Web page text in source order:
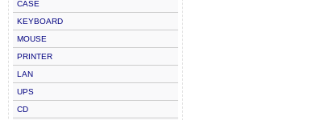
CASE
KEYBOARD
MOUSE
PRINTER
LAN
UPS
CD